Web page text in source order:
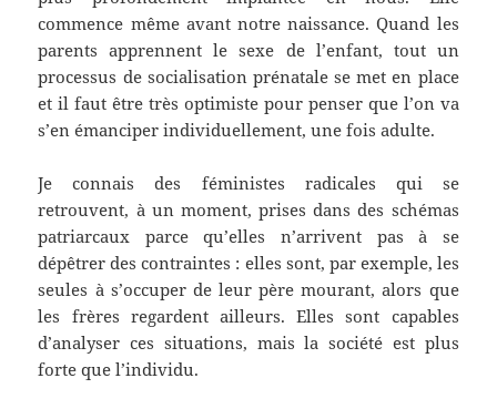
commence même avant notre naissance. Quand les
parents apprennent le sexe de l’enfant, tout un
processus de socialisation prénatale se met en place
et il faut être très optimiste pour penser que l’on va
s’en émanciper individuellement, une fois adulte.
Je connais des féministes radicales qui se
retrouvent, à un moment, prises dans des schémas
patriarcaux parce qu’elles n’arrivent pas à se
dépêtrer des contraintes : elles sont, par exemple, les
seules à s’occuper de leur père mourant, alors que
les frères regardent ailleurs. Elles sont capables
d’analyser ces situations, mais la société est plus
forte que l’individu.